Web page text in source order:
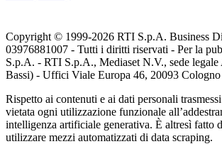
Copyright © 1999-2026 RTI S.p.A. Business
03976881007 - Tutti i diritti riservati - Per la
S.p.A. - RTI S.p.A., Mediaset N.V., sede legale
Bassi) - Uffici Viale Europa 46, 20093
Rispetto ai contenuti e ai dati personali
vietata ogni utilizzazione funzionale
intelligenza artificiale generativa. È altresì fatto
utilizzare mezzi automatizzati di data scraping.